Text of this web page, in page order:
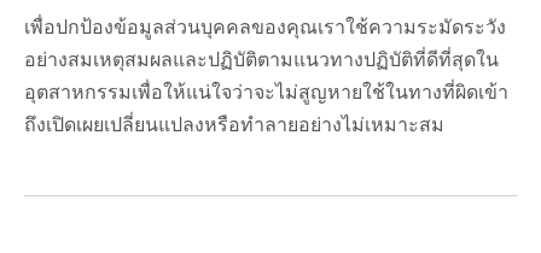
เพื่อปกป้องข้อมูลส่วนบุคคลของคุณเราใช้ความระมัดระวัง
อย่างสมเหตุสมผลและปฏิบัติตามแนวทางปฏิบัติที่ดีที่สุดใน
อุตสาหกรรมเพื่อให้แน่ใจว่าจะไม่สูญหายใช้ในทางที่ผิดเข้า
ถึงเปิดเผยเปลี่ยนแปลงหรือทำลายอย่างไม่เหมาะสม